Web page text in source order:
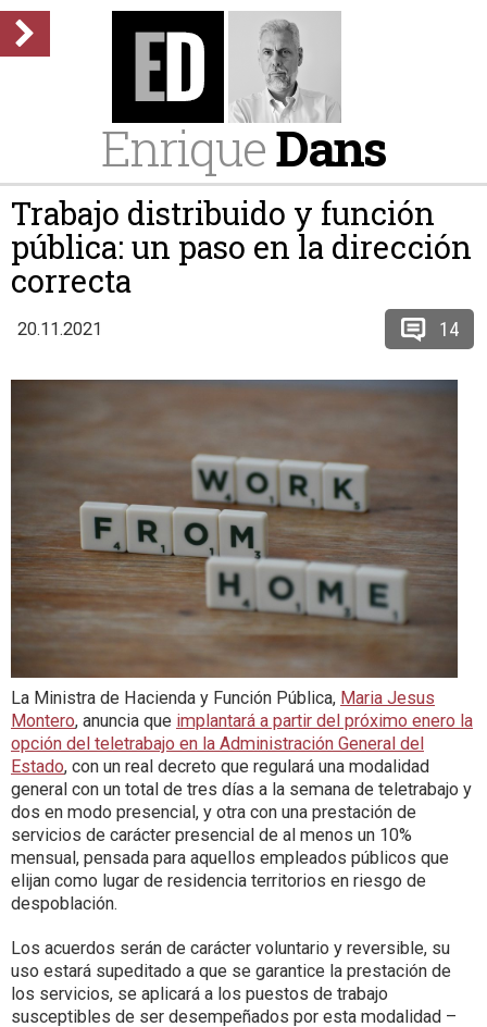
EnriqueDans
Trabajo distribuido y función
pública: un paso en la dirección
correcta
20.11.2021 14
La Ministra de Hacienda y Función Pública, Maria Jesus
Montero, anuncia que implantará a partir del próximo enero la
opción del teletrabajo en la Administración General del
Estado, con un real decreto que regulará una modalidad
general con un total de tres días a la semana de teletrabajo y
dos en modo presencial, y otra con una prestación de
servicios de carácter presencial de al menos un 10%
mensual, pensada para aquellos empleados públicos que
elijan como lugar de residencia territorios en riesgo de
despoblación.
Los acuerdos serán de carácter voluntario y reversible, su
uso estará supeditado a que se garantice la prestación de
los servicios, se aplicará a los puestos de trabajo
susceptibles de ser desempeñados por esta modalidad –